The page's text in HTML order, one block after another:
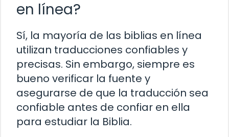
en línea?
Sí, la mayoría de las biblias en línea
utilizan traducciones confiables y
precisas. Sin embargo, siempre es
bueno verificar la fuente y
asegurarse de que la traducción sea
confiable antes de confiar en ella
para estudiar la Biblia.